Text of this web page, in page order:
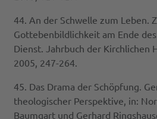
44. An der Schwelle zum Leben.
Gottebenbildlichkeit am Ende
Dienst. Jahrbuch der Kirchlichen
2005, 247-264.
45. Das Drama der Schöpfung.
theologischer Perspektive, in:
Baumgart und Gerhard